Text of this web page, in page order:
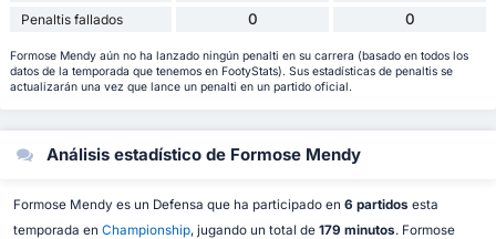
Penaltis fallados 0 0
Formose Mendy aún no ha lanzado ningún penalti en su carrera (basado en todos los
datos de la temporada que tenemos en FootyStats). Sus estadísticas de penaltis se
actualizarán una vez que lance un penalti en un partido oficial.
Análisis estadístico de Formose Mendy
Formose Mendy es un Defensa que ha participado en 6 partidos esta
temporada en Championship, jugando un total de 179 minutos. Formose